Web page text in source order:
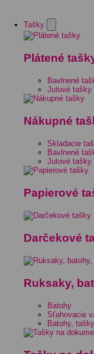
Tašky
Plátené
Bavlnené
Jutové tašky
Nákupné
Skladacie
Bavlnené
Jutové tašky
Papierové
Darčekové
Ruksaky,
Batohy
Sťahovacie
Batohy,